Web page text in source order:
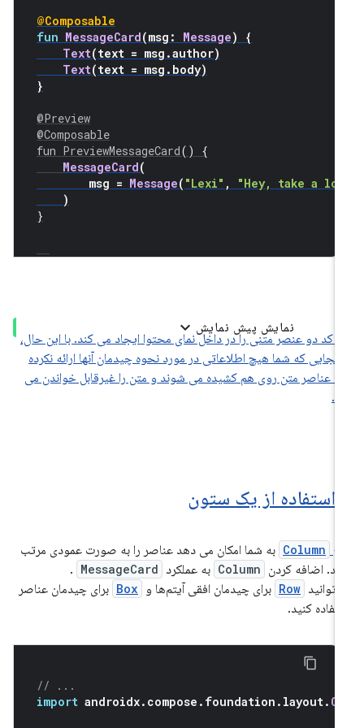
@Composable
fun MessageCard(msg: Message
Text(text = msg.author
Text(text = msg.body
@Preview
@Composable
fun PreviewMessageCard ()
MessageCard
msg = Message("Lexi", "Hey, take a
نمایش پیش نمایش
کد دو عنصر متنی را در داخل نمای محتوا ایجاد می کند. با این حال،
آنجایی که شما هیچ اطلاعاتی در مورد نحوه چیدمان آنها ارائه نکرده
عناصر متن روی هم کشیده می شوند و متن را غیرقابل خواندن می
استفاده از یک ستون
Column به شما امکان می دهد عناصر را به صورت عمودی مرتب
اضافه کردن Column به عملکرد MessageCard
.
Row برای چیدمان افقی آیتم‌ها و Box برای چیدمان عناصر
کنید.
// ...
import androidx.compose.foundation.layout